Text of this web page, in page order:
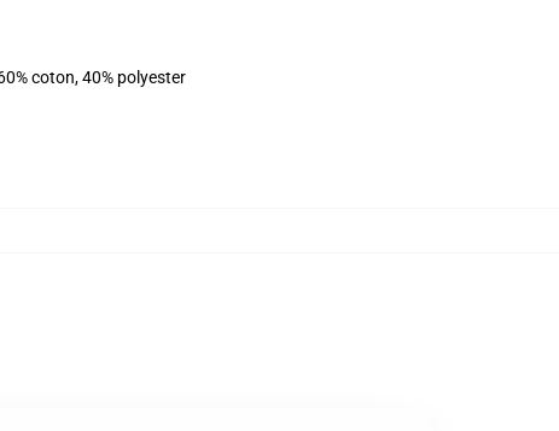
coton, 40% polyester